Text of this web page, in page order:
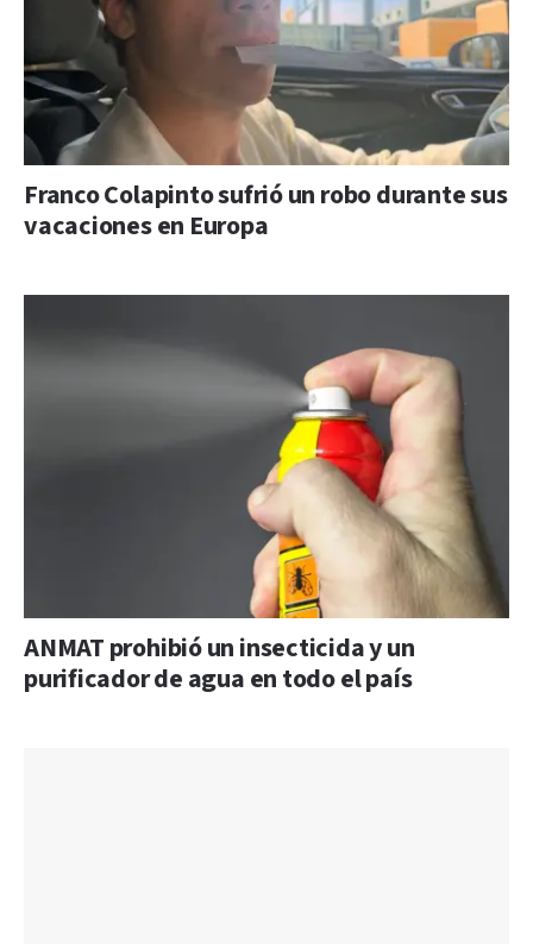
Franco Colapinto sufrió un robo durante sus
vacaciones en Europa
ANMAT prohibió un insecticida y un
purificador de agua en todo el país